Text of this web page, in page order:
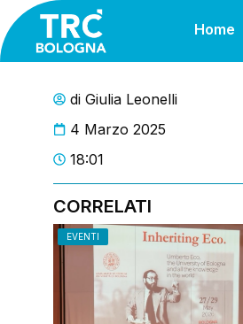
Home
di Giulia Leonelli
4 Marzo 2025
18:01
CORRELATI
EVENTI